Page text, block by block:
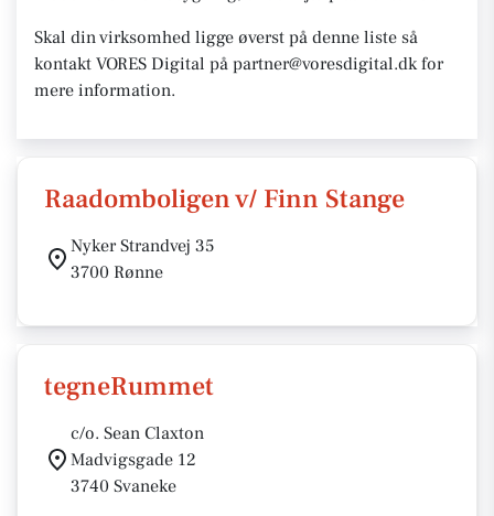
Skal din virksomhed ligge øverst på denne liste så
kontakt VORES Digital på partner@voresdigital.dk for
mere information.
Raadomboligen v/ Finn Stange
Nyker Strandvej 35
3700 Rønne
tegneRummet
c/o. Sean Claxton
Madvigsgade 12
3740 Svaneke